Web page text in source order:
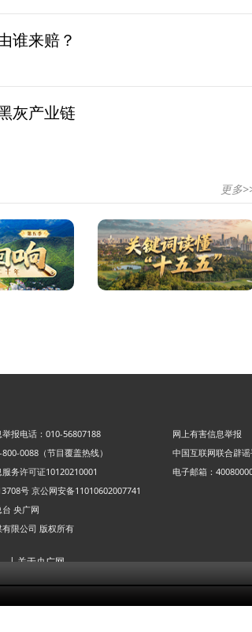
谁来赔？
灰产业链
更多
报电话：010-56807188
网上有害信息举报
0088（节目覆盖热线）
中国互联网联合辟谣
务许可证10120210001
电子邮箱：
号 京公网安备11010602007741
央广网
限公司 版权所有
| 关于央广网